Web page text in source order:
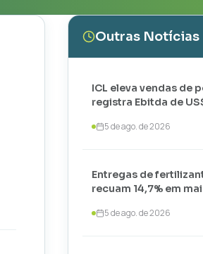
Outras Notícias
ICL eleva vendas de
registra Ebitda de
5 de ago. de 2026
Entregas de
recuam 14,7% em
5 de ago. de 2026